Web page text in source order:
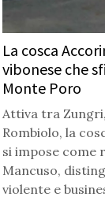
La cosca
vibonese che
Monte Poro
Attiva tra
Rombiolo, la
si impose come
Mancuso,
violente e